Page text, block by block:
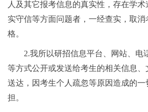
人及其它报考信息的真实性，存在学
实守信等方面问题者，一经查实，取
格。
2.我所以研招信息平台、网站、电
等方式公开或发送给考生的相关信息
送达，因考生个人疏忽等原因造成的
担。